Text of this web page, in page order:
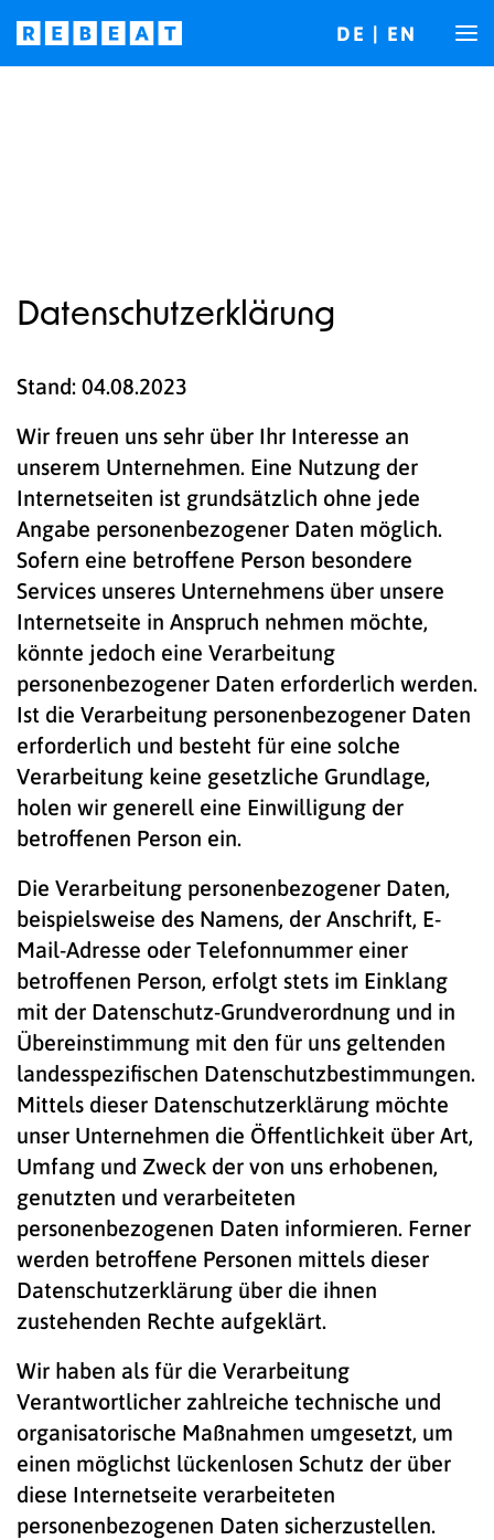
Datenschutzerklärung
Stand: 04.08.2023
Wir freuen uns sehr über Ihr Interesse an
unserem Unternehmen. Eine Nutzung der
Internetseiten ist grundsätzlich ohne jede
Angabe personenbezogener Daten möglich.
Sofern eine betroffene Person besondere
Services unseres Unternehmens über unsere
Internetseite in Anspruch nehmen möchte,
könnte jedoch eine Verarbeitung
personenbezogener Daten erforderlich werden.
Ist die Verarbeitung personenbezogener Daten
erforderlich und besteht für eine solche
Verarbeitung keine gesetzliche Grundlage,
holen wir generell eine Einwilligung der
betroffenen Person ein.
Die Verarbeitung personenbezogener Daten,
beispielsweise des Namens, der Anschrift, E-
Mail-Adresse oder Telefonnummer einer
betroffenen Person, erfolgt stets im Einklang
mit der Datenschutz-Grundverordnung und in
Übereinstimmung mit den für uns geltenden
landesspezifischen Datenschutzbestimmungen.
Mittels dieser Datenschutzerklärung möchte
unser Unternehmen die Öffentlichkeit über Art,
Umfang und Zweck der von uns erhobenen,
genutzten und verarbeiteten
personenbezogenen Daten informieren. Ferner
werden betroffene Personen mittels dieser
Datenschutzerklärung über die ihnen
zustehenden Rechte aufgeklärt.
Wir haben als für die Verarbeitung
Verantwortlicher zahlreiche technische und
organisatorische Maßnahmen umgesetzt, um
einen möglichst lückenlosen Schutz der über
diese Internetseite verarbeiteten
personenbezogenen Daten sicherzustellen.
DE | EN